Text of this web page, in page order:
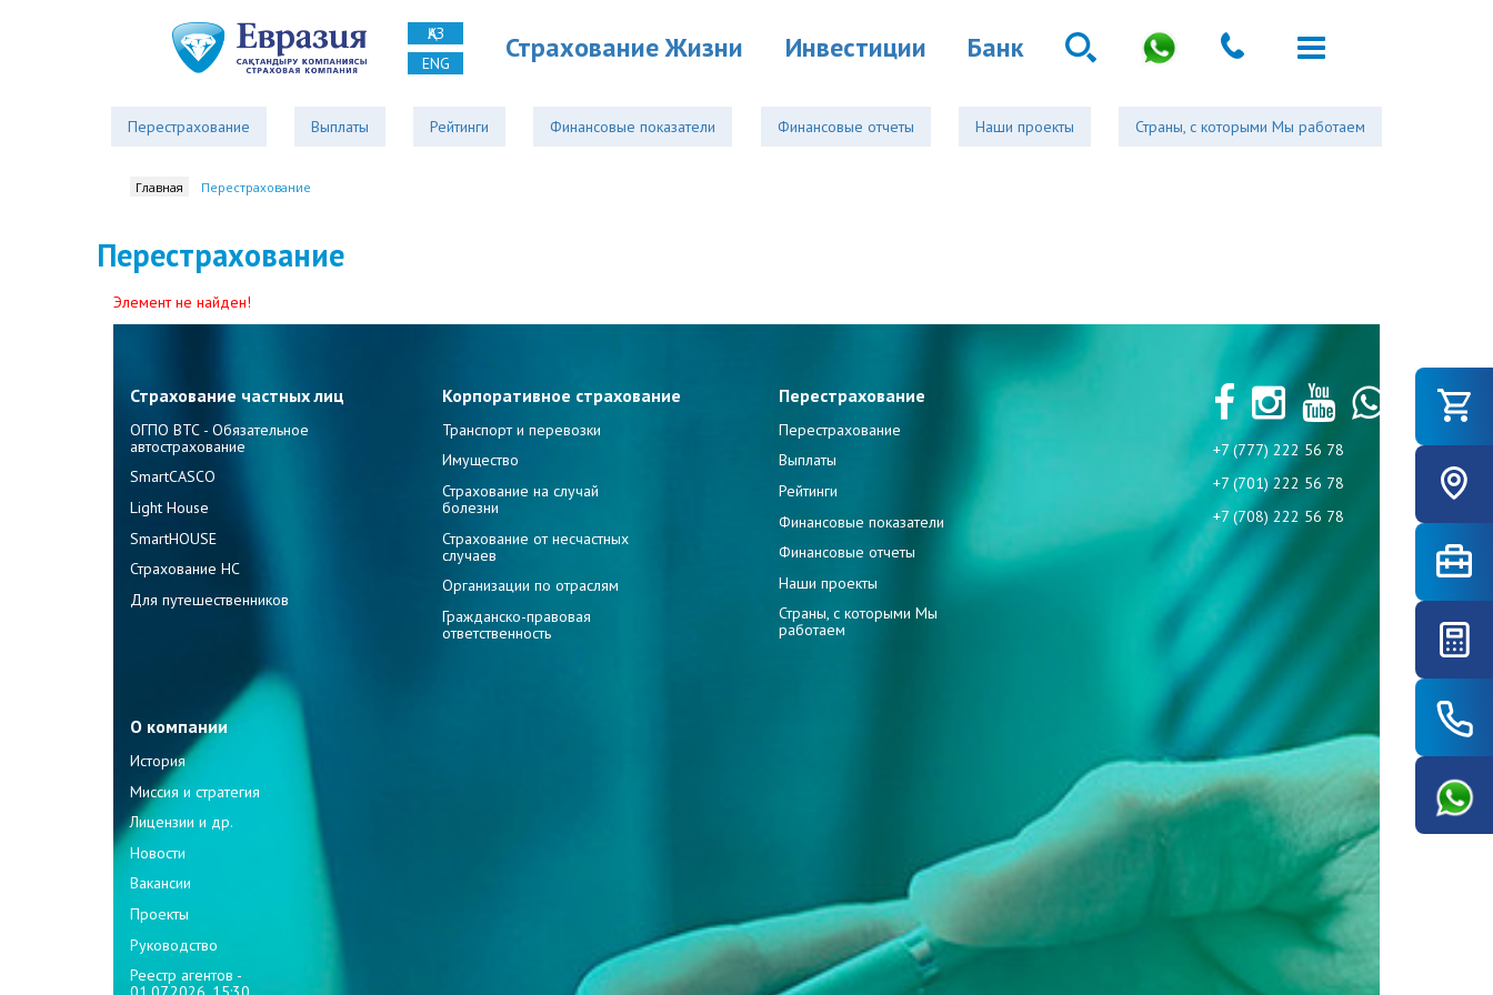
ҚАЗ
ENG
Страхование Жизни Инвестиции Банк
Перестрахование Выплаты Рейтинги Финансовые показатели Финансовые отчеты Наши проекты Страны, с которыми Мы работаем
Главная Перестрахование
Перестрахование
Элемент не найден!
Страхование частных лиц
ОГПО ВТС - Обязательное
автострахование
SmartCASCO
Light House
SmartHOUSE
Страхование НС
Для путешественников
Корпоративное страхование
Транспорт и перевозки
Имущество
Страхование на случай
болезни
Страхование от несчастных
случаев
Организации по отраслям
Гражданско-правовая
ответственность
Перестрахование
Перестрахование
Выплаты
Рейтинги
Финансовые показатели
Финансовые отчеты
Наши проекты
Страны, с которыми Мы
работаем
О компании
История
Миссия и стратегия
Лицензии и др.
Новости
Вакансии
Проекты
Руководство
Реестр агентов -
+7 (777) 222 56 78
+7 (701) 222 56 78
+7 (708) 222 56 78